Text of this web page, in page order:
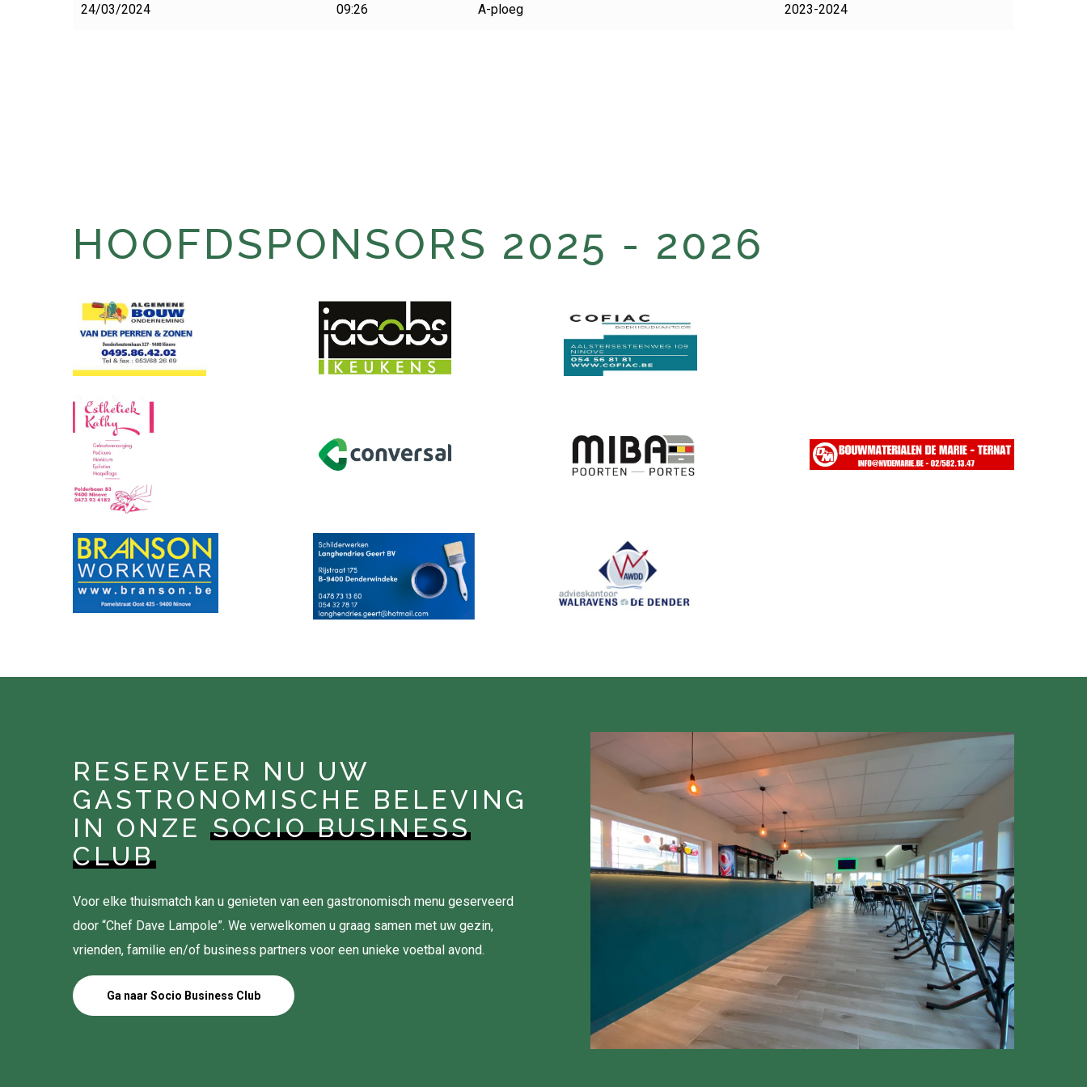
24/03/2024 09:26 A-ploeg 2023-2024
HOOFDSPONSORS 2025 - 2026
RESERVEER NU UW
GASTRONOMISCHE BELEVING
IN ONZESOCIO BUSINESS
CLUB
Voor elke thuismatch kan u genieten van een gastronomisch menu geserveerd
door “Chef Dave Lampole”. We verwelkomen u graag samen met uw gezin,
vrienden, familie en/of business partners voor een unieke voetbal avond.
Ga naar Socio Business Club